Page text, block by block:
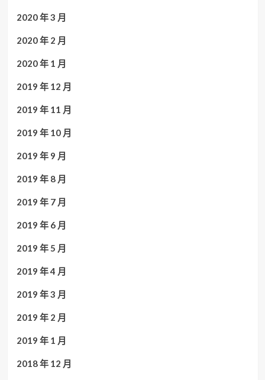
2020 年 3 月
2020 年 2 月
2020 年 1 月
2019 年 12 月
2019 年 11 月
2019 年 10 月
2019 年 9 月
2019 年 8 月
2019 年 7 月
2019 年 6 月
2019 年 5 月
2019 年 4 月
2019 年 3 月
2019 年 2 月
2019 年 1 月
2018 年 12 月